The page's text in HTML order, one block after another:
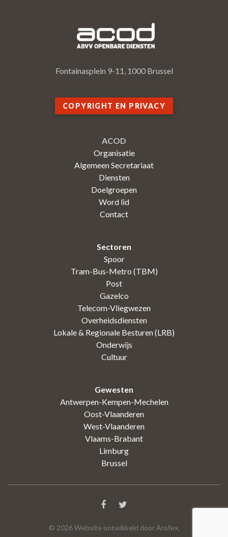
Fontainasplein 9-11, 1000 Brussel
COPYRIGHT EN PRIVACY
ACOD
Organisatie
Algemeen Secretariaat
Diensten
Doelgroepen
Word lid
Contact
Sectoren
Spoor
Tram-Bus-Metro (TBM)
Post
Gazelco
Telecom-Vliegwezen
Overheidsdiensten
Lokale & Regionale Besturen (LRB)
Onderwijs
Cultuur
Gewesten
Antwerpen-Kempen-Mechelen
Oost-Vlaanderen
West-Vlaanderen
Vlaams-Brabant
Limburg
Brussel
© 2026Website ontwikkeld door Arofex.